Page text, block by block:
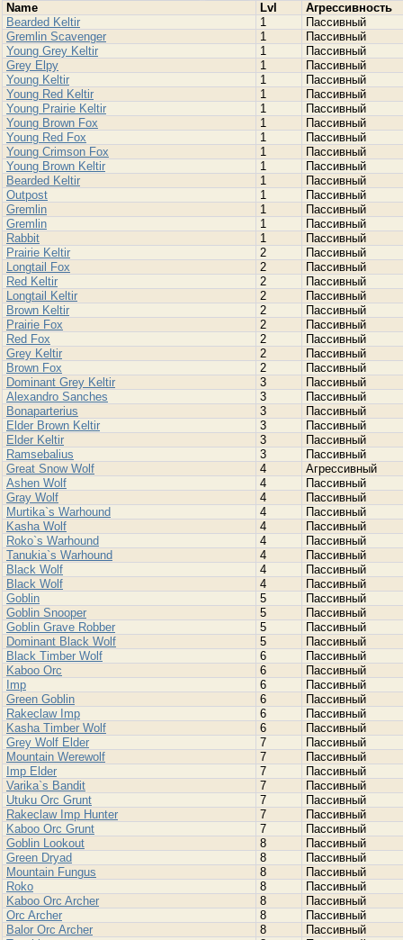
Namе
Lvl
Агрессивность
Bearded Keltir
1
Пассивный
Gremlin Scavenger
1
Пассивный
Young Grey Keltir
1
Пассивный
Grey Elpy
1
Пассивный
Young Keltir
1
Пассивный
Young Red Keltir
1
Пассивный
Young Prairie Keltir
1
Пассивный
Young Brown Fox
1
Пассивный
Young Red Fox
1
Пассивный
Young Crimson Fox
1
Пассивный
Young Brown Keltir
1
Пассивный
Bearded Keltir
1
Пассивный
Outpost
1
Пассивный
Gremlin
1
Пассивный
Gremlin
1
Пассивный
Rabbit
1
Пассивный
Prairie Keltir
2
Пассивный
Longtail Fox
2
Пассивный
Red Keltir
2
Пассивный
Longtail Keltir
2
Пассивный
Brown Keltir
2
Пассивный
Prairie Fox
2
Пассивный
Red Fox
2
Пассивный
Grey Keltir
2
Пассивный
Brown Fox
2
Пассивный
Dominant Grey Keltir
3
Пассивный
Alexandro Sanches
3
Пассивный
Bonaparterius
3
Пассивный
Elder Brown Keltir
3
Пассивный
Elder Keltir
3
Пассивный
Ramsebalius
3
Пассивный
Great Snow Wolf
4
Агрессивный
Ashen Wolf
4
Пассивный
Gray Wolf
4
Пассивный
Murtika`s Warhound
4
Пассивный
Kasha Wolf
4
Пассивный
Roko`s Warhound
4
Пассивный
Tanukia`s Warhound
4
Пассивный
Black Wolf
4
Пассивный
Black Wolf
4
Пассивный
Goblin
5
Пассивный
Goblin Snooper
5
Пассивный
Goblin Grave Robber
5
Пассивный
Dominant Black Wolf
5
Пассивный
Black Timber Wolf
6
Пассивный
Kaboo Orc
6
Пассивный
Imp
6
Пассивный
Green Goblin
6
Пассивный
Rakeclaw Imp
6
Пассивный
Kasha Timber Wolf
6
Пассивный
Grey Wolf Elder
7
Пассивный
Mountain Werewolf
7
Пассивный
Imp Elder
7
Пассивный
Varika`s Bandit
7
Пассивный
Utuku Orc Grunt
7
Пассивный
Rakeclaw Imp Hunter
7
Пассивный
Kaboo Orc Grunt
7
Пассивный
Goblin Lookout
8
Пассивный
Green Dryad
8
Пассивный
Mountain Fungus
8
Пассивный
Roko
8
Пассивный
Kaboo Orc Archer
8
Пассивный
Orc Archer
8
Пассивный
Balor Orc Archer
8
Пассивный